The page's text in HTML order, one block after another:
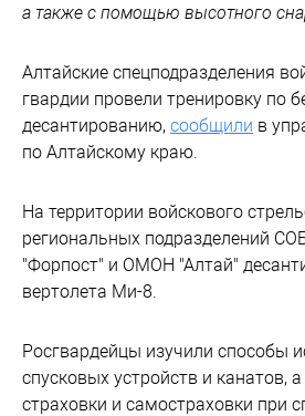
а также с помощью высотного
Алтайские спецподразделения
гвардии провели тренировку по
десантированию, сообщили в
по Алтайскому краю.
На территории войскового
региональных подразделений
"Форпост" и ОМОН "Алтай"
вертолета Ми-8.
Росгвардейцы изучили способы
спусковых устройств и канатов,
страховки и самостраховки при